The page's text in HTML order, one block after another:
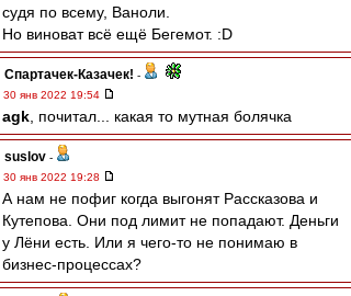
судя по всему, Ваноли.
Но виноват всё ещё Бегемот. :D
Спартачек-Казачек! -
30 янв 2022 19:54
agk , почитал... какая то мутная болячка
suslov -
30 янв 2022 19:28
А нам не пофиг когда выгонят Рассказова и
Кутепова. Они под лимит не попадают. Деньги
у Лёни есть. Или я чего-то не понимаю в
бизнес-процессах?